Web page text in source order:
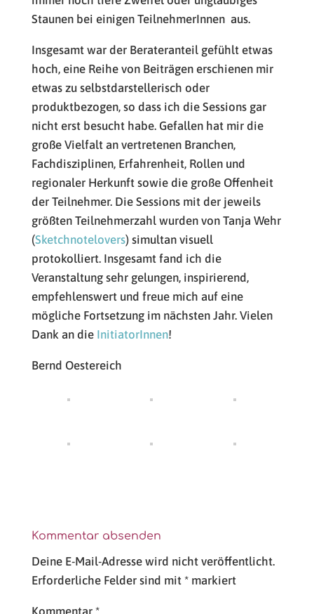
Staunen bei einigen TeilnehmerInnen aus.
Insgesamt war der Berateranteil gefühlt etwas
hoch, eine Reihe von Beiträgen erschienen mir
etwas zu selbstdarstellerisch oder
produktbezogen, so dass ich die Sessions gar
nicht erst besucht habe. Gefallen hat mir die
große Vielfalt an vertretenen Branchen,
Fachdisziplinen, Erfahrenheit, Rollen und
regionaler Herkunft sowie die große Offenheit
der Teilnehmer. Die Sessions mit der jeweils
größten Teilnehmerzahl wurden von Tanja Wehr
(Sketchnotelovers) simultan visuell
protokolliert. Insgesamt fand ich die
Veranstaltung sehr gelungen, inspirierend,
empfehlenswert und freue mich auf eine
mögliche Fortsetzung im nächsten Jahr. Vielen
Dank an die InitiatorInnen!
Bernd Oestereich
Kommentar absenden
Deine E-Mail-Adresse wird nicht veröffentlicht.
Erforderliche Felder sind mit *markiert
Kommentar *